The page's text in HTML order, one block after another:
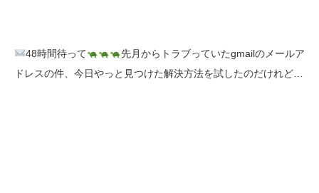
48時間待って
先月からトラブっていたgmailのメールア
ドレスの件、今日やっと見つけた解決方法を試したのだけれど…